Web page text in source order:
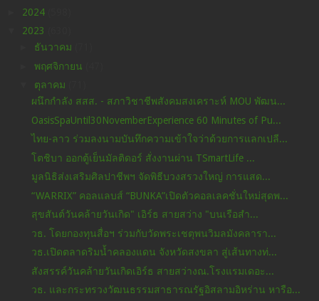
2024
2023
ธันวาคม
พฤศจิกายน
ตุลาคม
ผนึกกำลัง สสส. - สภาวิชาชีพสังคมสงเคราะห์ MOU พัฒน...
OasisSpaUntil30NovemberExperience 60 Minutes of Pu...
ไทย-ลาว ร่วมลงนามบันทึกความเข้าใจว่าด้วยการแลกเปลี...
โตชิบา ออกตู้เย็นมัลติดอร์ สั่งงานผ่าน TSmartLife ...
มูลนิธิส่งเสริมศิลปาชีพฯ จัดพิธีบวงสรวงใหญ่ การแสด...
“WARRIX” คอลแลบส์ “BUNKA”เปิดตัวคอลเลคชั่นใหม่สุดพ...
สุขสันต์วันคล้ายวันเกิด" เอิร์ธ สายสว่าง "บนเรือสำ...
วธ. โดยกองทุนสื่อฯ ร่วมกับวัดพระเชตุพนวิมลมังคลารา...
วธ.เปิดตลาดริมน้ำคลองแดน จังหวัดสงขลา สู่เส้นทางท่...
สังสรรค์วันคล้ายวันเกิดเอิร์ธ สายสว่างณ.โรงแรมเดอะ...
วธ. และกระทรวงวัฒนธรรมสาธารณรัฐอิสลามอิหร่าน หารือ...